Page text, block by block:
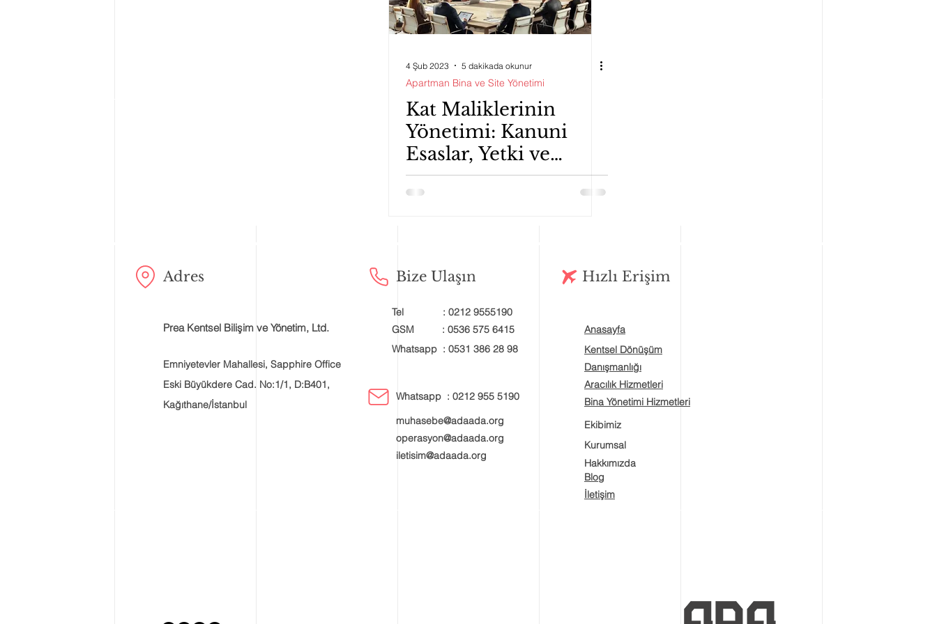
4 Şub 2023 5 dakikada okunur
Apartman Bina ve Site Yönetimi
Kat Maliklerinin
Yönetimi: Kanuni
Esaslar, Yetki ve
Sorumluluklar
Adres Bize Ulaşın Hızlı Erişim
Tel : 0212 9555190
Prea Kentsel Bilişim ve Yönetim, Ltd.
Emniyetevler Mahallesi, Sapphire Office
Eski Büyükdere Cad. No:1/1, D:B401,
Kağıthane/İstanbul
GSM : 0536 575 6415
Whatsapp : 0531 386 28 98
Whatsapp : 0212 955 5190
muhasebe@adaada.org
operasyon@adaada.org
iletisim@adaada.org
Anasayfa
Kentsel Dönüşüm
Danışmanlığı
Aracılık Hizmetleri
Bina Yönetimi Hizmetleri
Ekibimiz
Kurumsal
Hakkımızda
Blog
İletişim